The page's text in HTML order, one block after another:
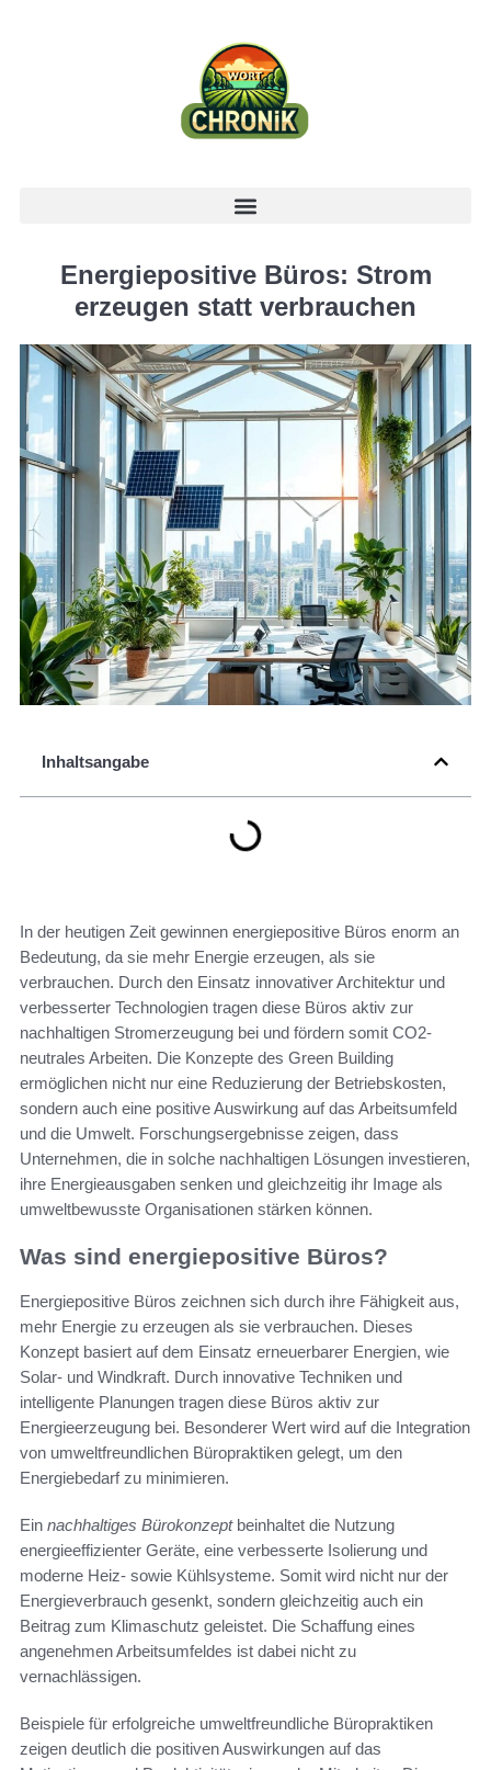
Energiepositive Büros: Strom
erzeugen statt verbrauchen
Inhaltsangabe
In der heutigen Zeit gewinnen energiepositive Büros enorm an
Bedeutung, da sie mehr Energie erzeugen, als sie
verbrauchen. Durch den Einsatz innovativer Architektur und
verbesserter Technologien tragen diese Büros aktiv zur
nachhaltigen Stromerzeugung bei und fördern somit CO2-
neutrales Arbeiten. Die Konzepte des Green Building
ermöglichen nicht nur eine Reduzierung der Betriebskosten,
sondern auch eine positive Auswirkung auf das Arbeitsumfeld
und die Umwelt. Forschungsergebnisse zeigen, dass
Unternehmen, die in solche nachhaltigen Lösungen investieren,
ihre Energieausgaben senken und gleichzeitig ihr Image als
umweltbewusste Organisationen stärken können.
Was sind energiepositive Büros?
Energiepositive Büros zeichnen sich durch ihre Fähigkeit aus,
mehr Energie zu erzeugen als sie verbrauchen. Dieses
Konzept basiert auf dem Einsatz erneuerbarer Energien, wie
Solar- und Windkraft. Durch innovative Techniken und
intelligente Planungen tragen diese Büros aktiv zur
Energieerzeugung bei. Besonderer Wert wird auf die Integration
von umweltfreundlichen Büropraktiken gelegt, um den
Energiebedarf zu minimieren.
Ein nachhaltiges Bürokonzeptbeinhaltet die Nutzung
energieeffizienter Geräte, eine verbesserte Isolierung und
moderne Heiz- sowie Kühlsysteme. Somit wird nicht nur der
Energieverbrauch gesenkt, sondern gleichzeitig auch ein
Beitrag zum Klimaschutz geleistet. Die Schaffung eines
angenehmen Arbeitsumfeldes ist dabei nicht zu
vernachlässigen.
Beispiele für erfolgreiche umweltfreundliche Büropraktiken
zeigen deutlich die positiven Auswirkungen auf das